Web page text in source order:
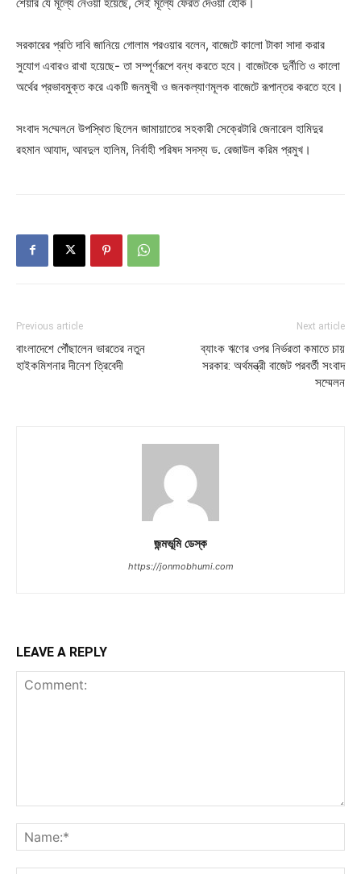
সরকারের প্রতি দাবি জানিয়ে গোলাম পরওয়ার বলেন, বাজেটে কালো টাকা সাদা করার
সুযোগ এবারও রাখা হয়েছে- তা সম্পূর্ণরূপে বন্ধ করতে হবে। বাজেটকে দুর্নীতি ও কালো
অর্থের প্রভাবমুক্ত করে একটি জনমুখী ও জনকল্যাণমূলক বাজেটে রূপান্তর করতে হবে।
সংবাদ স‌ম্মেল‌নে উপস্থিত ছিলেন জামায়াতের সহকারী সেক্রেটারি জেনারেল হা‌মিদুর
রহমান আযাদ, আবদুল হালিম, নির্বাহী পরিষদ সদস্য ড. রেজাউল করিম প্রমুখ।
Previous article
বাংলাদেশে পৌঁছালেন ভারতের নতুন
হাইকমিশনার দীনেশ ত্রিবেদী
Next article
ব্যাংক ঋণের ওপর নির্ভরতা কমাতে চায়
সরকার: অর্থমন্ত্রী বাজেট পরবর্তী সংবাদ
সম্মেলন
জন্মভূমি ডেস্ক
https://jonmobhumi.com
LEAVE A REPLY